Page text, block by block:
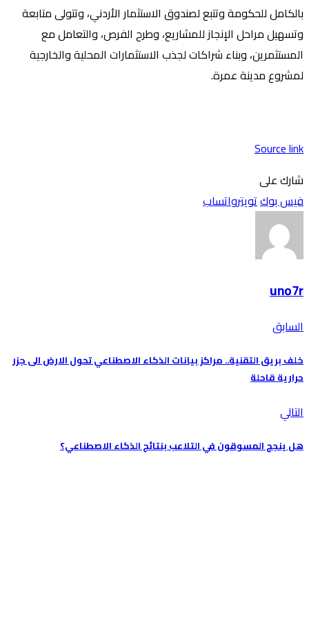
بالكامل للحكومة وتتبع لصندوق الاستثمار الأردني، وتتولى متابعة
وتسهيل مراحل الإنجاز للمشاريع، وطرح الفرص، والتعامل مع
المستثمرين، وبناء شراكات لجذب الاستثمارات المحلية والخارجية
لمشروع مدينة عمرة.
Source link
شارك على
فيس بوكتويترواتساب
uno7r
السابق
خلف بريق التقنية.. مراكز بيانات الذكاء الاصطناعي تحول الارض الى جزر
حرارية قاحلة
التالي
هل ينجح المسوقون في التلاعب بنتائج الذكاء الاصطناعي؟